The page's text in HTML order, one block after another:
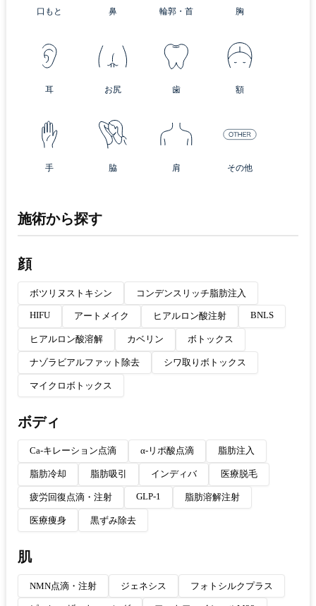
口もと 鼻 輪郭・首 胸
耳 お尻 歯 額
手 脇 肩 その他
施術から探す
顔
ボツリヌストキシン コンデンスリッチ脂肪注入
HIFU アートメイク ヒアルロン酸注射 BNLS
ヒアルロン酸溶解 カベリン ボトックス
ナゾラビアルファット除去 シワ取りボトックス
マイクロボトックス
ボディ
Ca-キレーション点滴 α-リポ酸点滴 脂肪注入
脂肪冷却 脂肪吸引 インディバ 医療脱毛
疲労回復点滴・注射 GLP-1 脂肪溶解注射
医療痩身 黒ずみ除去
肌
NMN点滴・注射 ジェネシス フォトシルクプラス